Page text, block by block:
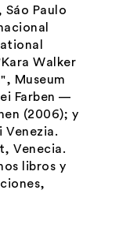
Sáo Paulo
Kara Walker
", Museum
Farben —
(2006); y
Venezia.
Venecia.
libros y